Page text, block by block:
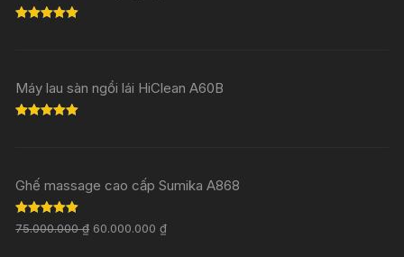
Máy lau sàn ngồi lái HiClean A60B
Ghế massage cao cấp Sumika A868
Rated5.00
out of 5
75.000.000₫ 60.000.000₫